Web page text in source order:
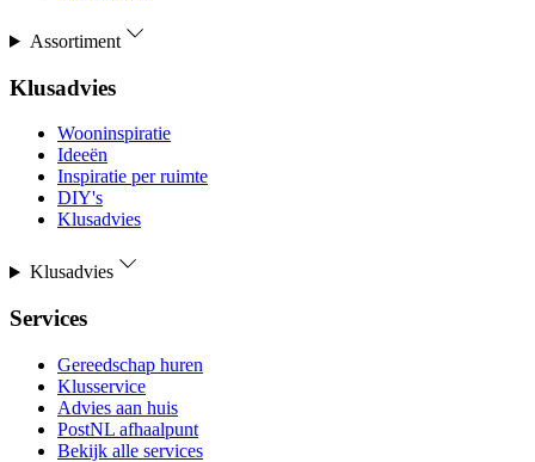
Assortiment
Klusadvies
Wooninspiratie
Ideeën
Inspiratie per ruimte
DIY's
Klusadvies
Klusadvies
Services
Gereedschap huren
Klusservice
Advies aan huis
PostNL afhaalpunt
Bekijk alle services